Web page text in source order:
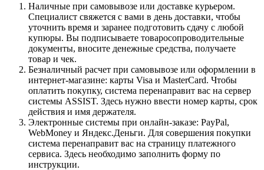
Наличные при самовывозе или доставке курьером.
Специалист свяжется с вами в день доставки, чтобы
уточнить время и заранее подготовить сдачу с любой
купюры. Вы подписываете товаросопроводительные
документы, вносите денежные средства, получаете
товар и чек.
Безналичный расчет при самовывозе или оформлении в
интернет-магазине: карты Visa и MasterCard. Чтобы
оплатить покупку, система перенаправит вас на сервер
системы ASSIST. Здесь нужно ввести номер карты, срок
действия и имя держателя.
Электронные системы при онлайн-заказе: PayPal,
WebMoney и Яндекс.Деньги. Для совершения покупки
система перенаправит вас на страницу платежного
сервиса. Здесь необходимо заполнить форму по
инструкции.